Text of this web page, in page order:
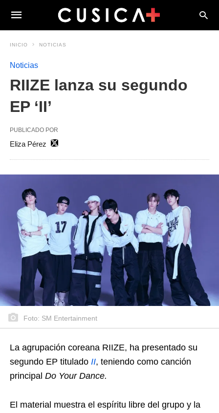
INICIO NOTICIAS
Noticias
RIIZE lanza su segundo
EP ‘II’
PUBLICADO POR
Eliza Pérez
Foto: SM Entertainment
La agrupación coreana RIIZE, ha presentado su
segundo EP titulado II, teniendo como canción
principal Do Your Dance.
El material muestra el espíritu libre del grupo y la